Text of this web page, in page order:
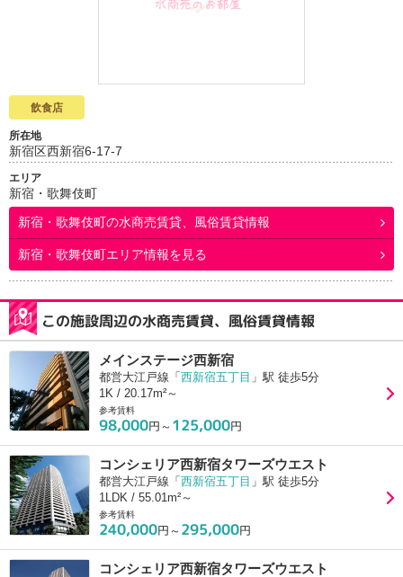
飲食店
所在地
新宿区西新宿6-17-7
エリア
新宿・歌舞伎町
新宿・歌舞伎町の水商売賃貸、風俗賃貸情報
新宿・歌舞伎町エリア情報を見る
この施設周辺の水商売賃貸、風俗賃貸情報
メインステージ西新宿
都営大江戸線「 西新宿五丁目 」駅 徒歩5分
1K / 20.17m²～
参考賃料
98,000円～ 125,000円
コンシェリア西新宿タワーズウエスト
都営大江戸線「 西新宿五丁目 」駅 徒歩5分
1LDK / 55.01m²～
参考賃料
240,000円～ 295,000円
コンシェリア西新宿タワーズウエスト